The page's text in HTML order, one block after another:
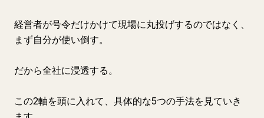
経営者が号令だけかけて現場に丸投げするのではなく、
まず自分が使い倒す。
だから全社に浸透する。
この2軸を頭に入れて、具体的な5つの手法を見ていき